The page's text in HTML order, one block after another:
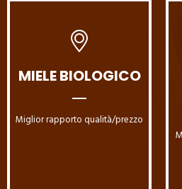
MIELE BIOLOGICO
Miglior rapporto qualità/prezzo